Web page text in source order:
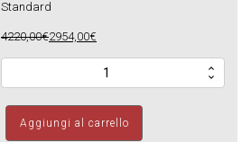
420mq
Standard
4220,00€2954,00€
a
Sfera
Glass
Aggiungi al carrello